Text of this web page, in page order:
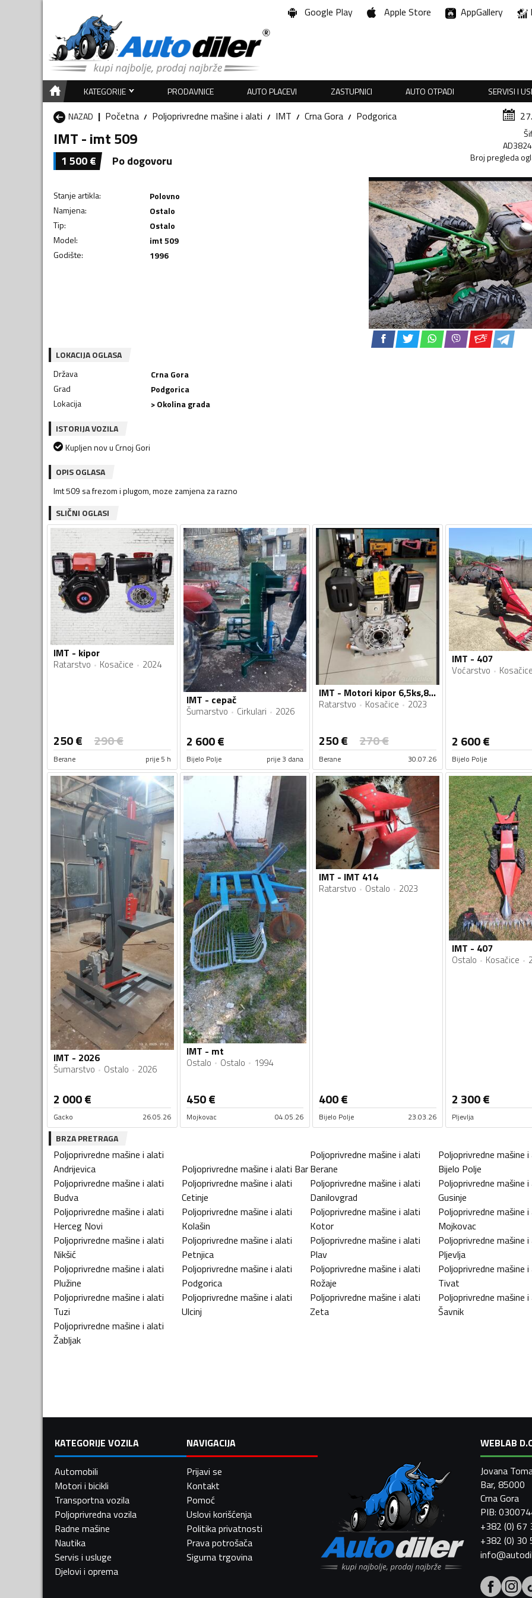
Google Play Apple Store AppGallery
KATEGORIJE PRODAVNICE AUTO PLACEVI ZASTUPNICI AUTO OTPADI
SERVISI I
NAZAD
Početna Poljoprivredne mašine i alati IMT Crna Gora Podgorica
IMT - imt 509
1 500€ Po dogovoru
Broj pregleda
Stanje artikla:
Polovno
Namjena:
Ostalo
Tip:
Ostalo
Model:
imt 509
Godište: 1996
LOKACIJA OGLASA
Država
Crna Gora
Grad
Podgorica
Lokacija
> Okolina grada
ISTORIJA VOZILA
Kupljen nov u Crnoj Gori
OPIS OGLASA
Imt 509 sa frezom i plugom, moze zamjena za razno
SLIČNI OGLASI
IMT - kipor
Ratarstvo Kosačice 2024
250€ 290€
Berane prije 5 h
IMT - cepač
Šumarstvo Cirkulari 2026
2 600€
Bijelo Polje prije 3 dana
IMT - Motori kipor 6,5ks,8ks,10ks,14ks novi Fiskalni Racun
Ratarstvo Kosačice 2023
250€ 270€
Berane 30.07.26
IMT - 407
Voćarstvo
2 600€
Bijelo Polje
IMT - 2026
Šumarstvo Ostalo 2026
2 000€
Gacko 26.05.26
IMT - mt
Ostalo Ostalo 1994
450€
Mojkovac 04.05.26
IMT - IMT 414
Ratarstvo Ostalo 2023
400€
Bijelo Polje 23.03.26
IMT - 407
Ostalo Kosačice
2 300€
Pljevlja
BRZA PRETRAGA
Poljoprivredne mašine i alati
Andrijevica
Poljoprivredne mašine i alati Bar
Poljoprivredne mašine i alati
Berane
Poljoprivredne mašine
Bijelo Polje
Poljoprivredne mašine i alati
Budva
Poljoprivredne mašine i alati
Cetinje
Poljoprivredne mašine i alati
Danilovgrad
Poljoprivredne mašine
Gusinje
Poljoprivredne mašine i alati
Herceg Novi
Poljoprivredne mašine i alati
Kolašin
Poljoprivredne mašine i alati
Kotor
Poljoprivredne mašine
Mojkovac
Poljoprivredne mašine i alati
Nikšić
Poljoprivredne mašine i alati
Petnjica
Poljoprivredne mašine i alati
Plav
Poljoprivredne mašine
Pljevlja
Poljoprivredne mašine i alati
Plužine
Poljoprivredne mašine i alati
Podgorica
Poljoprivredne mašine i alati
Rožaje
Poljoprivredne mašine
Tivat
Poljoprivredne mašine i alati
Tuzi
Poljoprivredne mašine i alati
Ulcinj
Poljoprivredne mašine i alati
Zeta
Poljoprivredne mašine
Šavnik
Poljoprivredne mašine i alati
Žabljak
KATEGORIJE VOZILA
Automobili
Motori i bicikli
Transportna vozila
Poljoprivredna vozila
Radne mašine
Nautika
Servis i usluge
Djelovi i oprema
NAVIGACIJA
Prijavi se
Kontakt
Pomoć
Uslovi korišćenja
Politika privatnosti
Prava potrošača
Sigurna trgovina
WEBLAB
Jovana
Bar, 85000
Crna Gora
PIB:
+382 (0) 67
+382 (0) 30